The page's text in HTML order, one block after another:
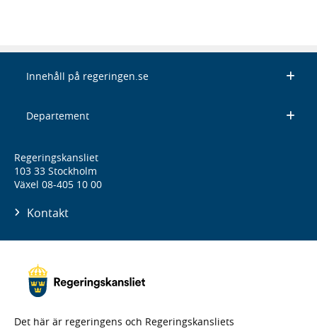
Innehåll på regeringen.se
Departement
Regeringskansliet
103 33 Stockholm
Växel 08-405 10 00
Kontakt
Det här är regeringens och Regeringskansliets